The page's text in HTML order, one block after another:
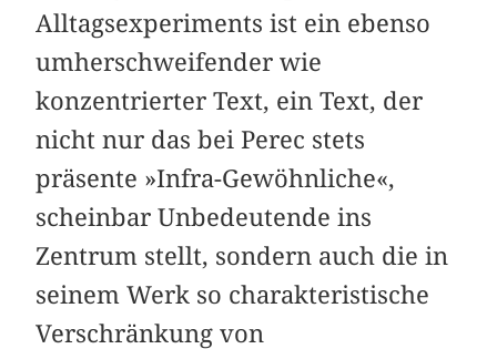
Alltagsexperiments ist ein ebenso
umherschweifender wie
konzentrierter Text, ein Text, der
nicht nur das bei Perec stets
präsente »Infra-Gewöhnliche«,
scheinbar Un­­bedeutende ins
Zentrum stellt, sondern auch die in
seinem Werk so charakteristische
Verschränkung von